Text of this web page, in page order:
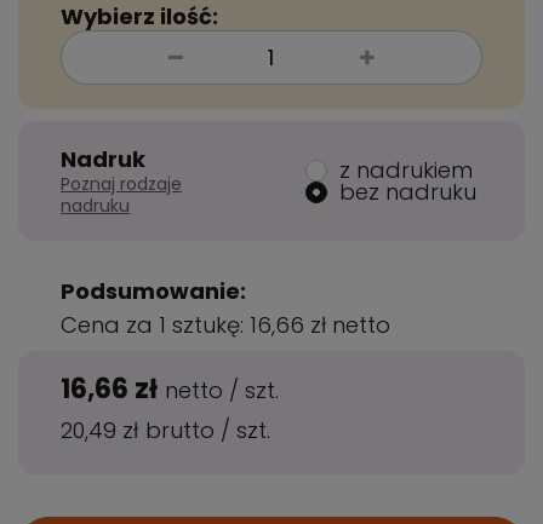
Wybierz ilość:
Nadruk
Poznaj rodzaje
nadruku
z nadrukiem
bez nadruku
Podsumowanie:
Cena za 1 sztukę: 16,66 zł netto
16,66 zł netto / szt.
20,49 zł brutto / szt.